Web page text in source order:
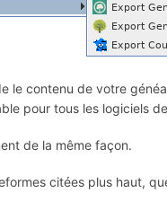
le contenu de votre
pour tous les logiciels
de la même façon.
citées plus haut,